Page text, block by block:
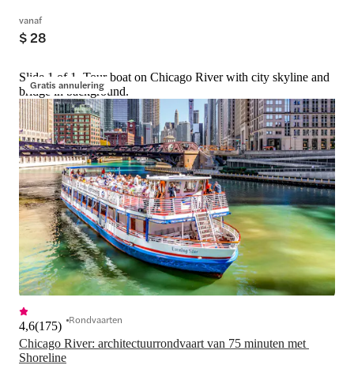
vanaf
$ 28
Gratis annulering
Slide 1 of 1, Tour boat on Chicago River with city skyline and
bridge in background.
Chicago River: architectuurrondvaart van 75 minuten met
Shoreline
4,6(175) Rondvaarten